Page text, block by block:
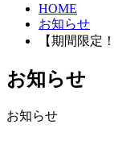
HOME
お知らせ
【期間限定
お知らせ
お知らせ